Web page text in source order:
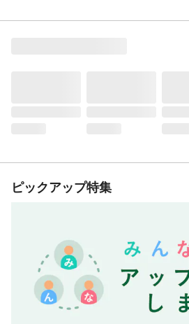
ピックアップ特集